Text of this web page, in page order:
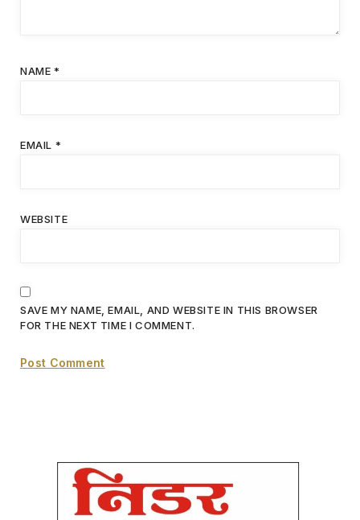
NAME *
EMAIL *
WEBSITE
SAVE MY NAME, EMAIL, AND WEBSITE IN THIS BROWSER
FOR THE NEXT TIME I COMMENT.